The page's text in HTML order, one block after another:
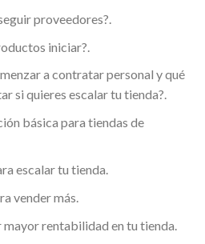
proveedores?.
iniciar?.
a contratar personal y qué
si quieres escalar tu tienda?.
básica para tiendas de
escalar tu tienda.
vender más.
rentabilidad en tu tienda.